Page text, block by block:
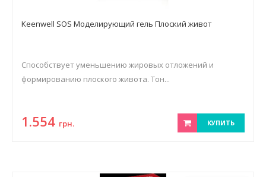
Keenwell SOS Моделирующий гель Плоский живот
Способствует уменьшению жировых отложений и
формированию плоского живота. Тон...
1.554 грн. КУПИТЬ